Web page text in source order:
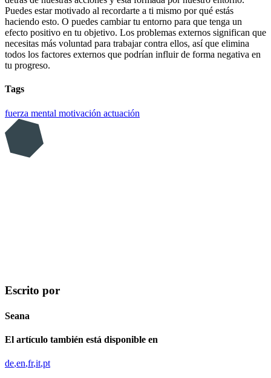
Puedes estar motivado al recordarte a ti mismo por qué estás
haciendo esto. O puedes cambiar tu entorno para que tenga un
efecto positivo en tu objetivo. Los problemas externos significan que
necesitas más voluntad para trabajar contra ellos, así que elimina
todos los factores externos que podrían influir de forma negativa en
tu progreso.
Tags
fuerza mental motivación actuación
Escrito por
Seana
El artículo también está disponible en
de en fr it pt